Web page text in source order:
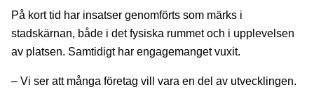
På kort tid har insatser genomförts som märks i
stadskärnan, både i det fysiska rummet och i upplevelsen
av platsen. Samtidigt har engagemanget vuxit.
– Vi ser att många företag vill vara en del av utvecklingen.